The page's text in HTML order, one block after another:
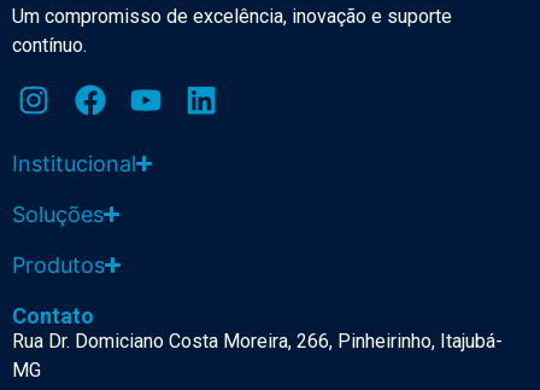
Um compromisso de excelência, inovação e suporte
contínuo.
Institucional
Soluções
Produtos
Contato
Rua Dr. Domiciano Costa Moreira, 266, Pinheirinho, Itajubá-
MG